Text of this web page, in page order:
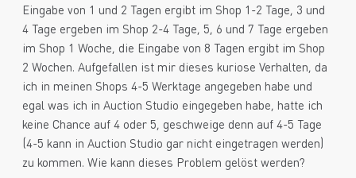
Eingabe von 1 und 2 Tagen ergibt im Shop 1-2 Tage, 3 und
4 Tage ergeben im Shop 2-4 Tage, 5, 6 und 7 Tage ergeben
im Shop 1 Woche, die Eingabe von 8 Tagen ergibt im Shop
2 Wochen. Aufgefallen ist mir dieses kuriose Verhalten, da
ich in meinen Shops 4-5 Werktage angegeben habe und
egal was ich in Auction Studio eingegeben habe, hatte ich
keine Chance auf 4 oder 5, geschweige denn auf 4-5 Tage
(4-5 kann in Auction Studio gar nicht eingetragen werden)
zu kommen. Wie kann dieses Problem gelöst werden?